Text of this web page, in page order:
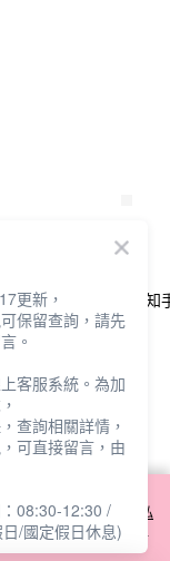
FOOD超人-認知
書-日常生活
式之詳情，及若您不希
，請參閱本網站「
隱私
意本公司得按本網站使
更新，
保留查詢，請先
。
客服系統。為加
查詢相關詳情，
可直接留言，由
08:30-12:30 /
/國定假日休息)